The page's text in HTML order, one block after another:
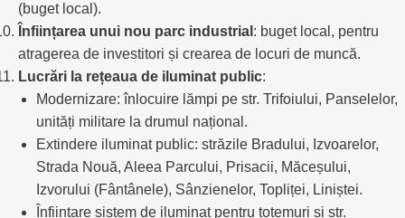
(buget local).
Înființarea unui nou parc industrial : buget local, pentru
atragerea de investitori și crearea de locuri de muncă.
Lucrări la rețeaua de iluminat public:
Modernizare: înlocuire lămpi pe str. Trifoiului, Panselelor,
unități militare la drumul național.
Extindere iluminat public: străzile Bradului, Izvoarelor,
Strada Nouă, Aleea Parcului, Prisacii, Măceșului,
Izvorului (Fântânele), Sânzienelor, Topliței, Liniștei.
Înființare sistem de iluminat pentru totemuri și str.